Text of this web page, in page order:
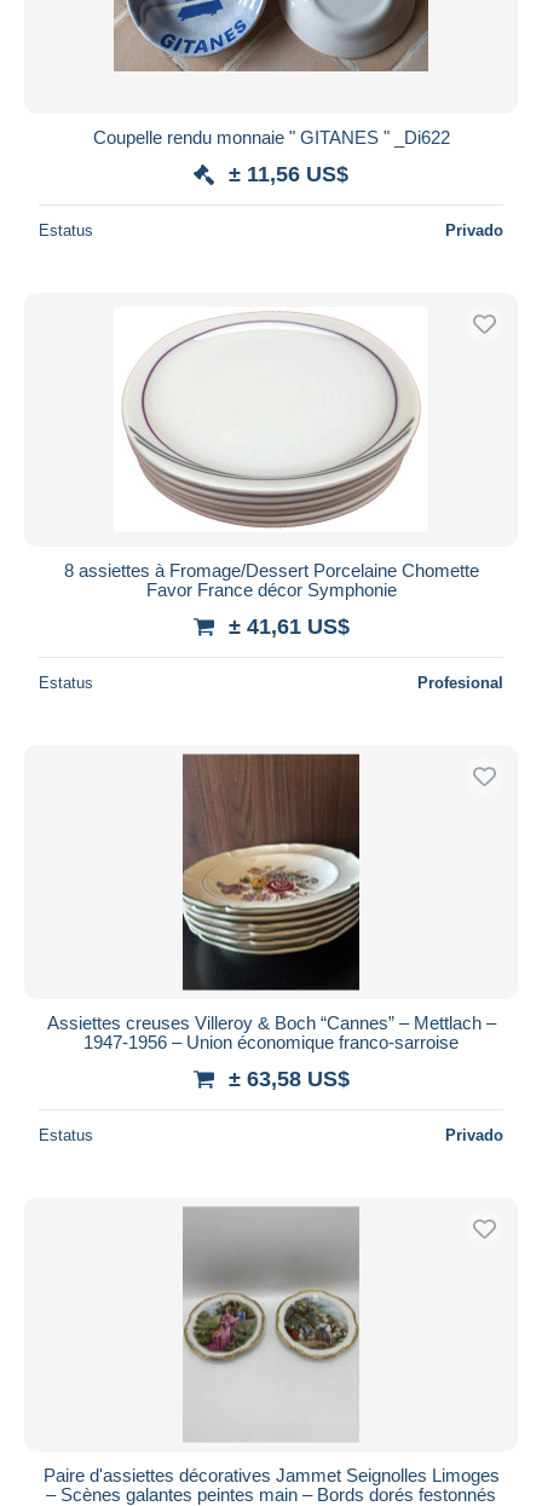
Coupelle rendu monnaie " GITANES " _Di622
± 11,56 US$
Estatus Privado
8 assiettes à Fromage/Dessert Porcelaine Chomette
Favor France décor Symphonie
± 41,61 US$
Estatus Profesional
Assiettes creuses Villeroy & Boch “Cannes” – Mettlach –
1947-1956 – Union économique franco-sarroise
± 63,58 US$
Estatus Privado
Paire d'assiettes décoratives Jammet Seignolles Limoges
– Scènes galantes peintes main – Bords dorés festonnés